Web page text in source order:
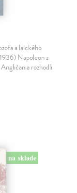
a laického
Napoleon z
rozhodli
na sklade